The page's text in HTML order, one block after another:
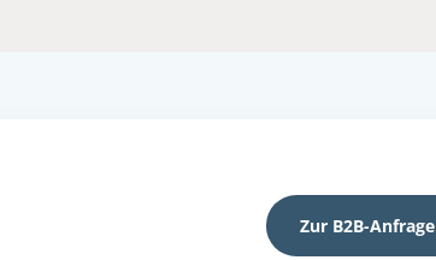
Zur B2B-Anfrage